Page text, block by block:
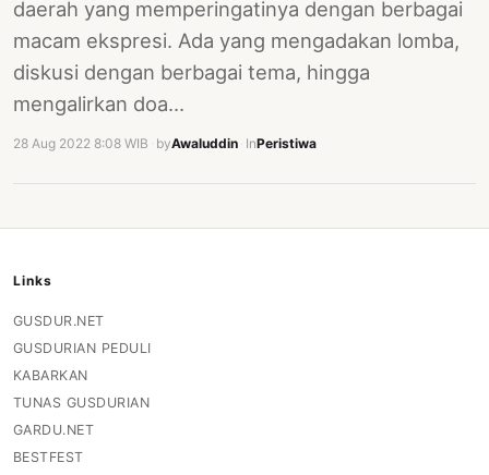
daerah yang memperingatinya dengan berbagai
macam ekspresi. Ada yang mengadakan lomba,
diskusi dengan berbagai tema, hingga
mengalirkan doa…
28 Aug 2022 8:08 WIB byAwaluddin InPeristiwa
Links
GUSDUR.NET
GUSDURIAN PEDULI
KABARKAN
TUNAS GUSDURIAN
GARDU.NET
BESTFEST